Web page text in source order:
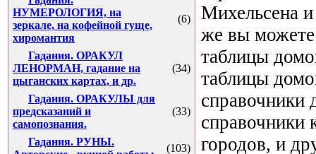
НУМЕРОЛОГИЯ, на
зеркале, на кофейной гуще,
хиромантия
(6)
Гадания. ОРАКУЛ
ЛЕНОРМАН, гадание на
цыганских картах, и др.
(34)
Гадания. ОРАКУЛЫ для
предсказаний и
самопознания.
(33)
Гадания. РУНЫ.
(103)
Михельсена
же вы можете
таблицы
таблицы
справочники
справочники
городов, и